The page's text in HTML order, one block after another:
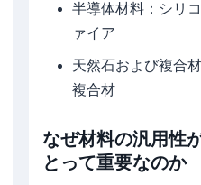
半導体材料：シリ
ァイア
天然石および複合
複合材
なぜ材料の汎用性
とって重要なのか